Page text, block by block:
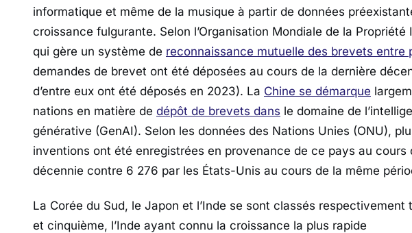
informatique et même de la musique à partir de données
croissance fulgurante. Selon l’Organisation Mondiale de la Propriété
qui gère un système de reconnaissance mutuelle des brevets entre
demandes de brevet ont été déposées au cours de la dernière
d’entre eux ont été déposés en 2023). La Chine se démarque
nations en matière de dépôt de brevets dans le domaine de
générative (GenAI). Selon les données des Nations Unies (ONU),
inventions ont été enregistrées en provenance de ce pays au cours
décennie contre 6 276 par les États-Unis au cours de la même
La Corée du Sud, le Japon et l’Inde se sont classés respectivement
et cinquième, l’Inde ayant connu la croissance la plus rapide